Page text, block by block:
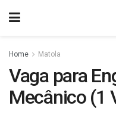
Home Matola
Vaga para
Mecânico (1